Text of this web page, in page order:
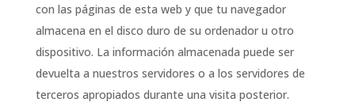
con las páginas de esta web y que tu navegador
almacena en el disco duro de su ordenador u otro
dispositivo. La información almacenada puede ser
devuelta a nuestros servidores o a los servidores de
terceros apropiados durante una visita posterior.